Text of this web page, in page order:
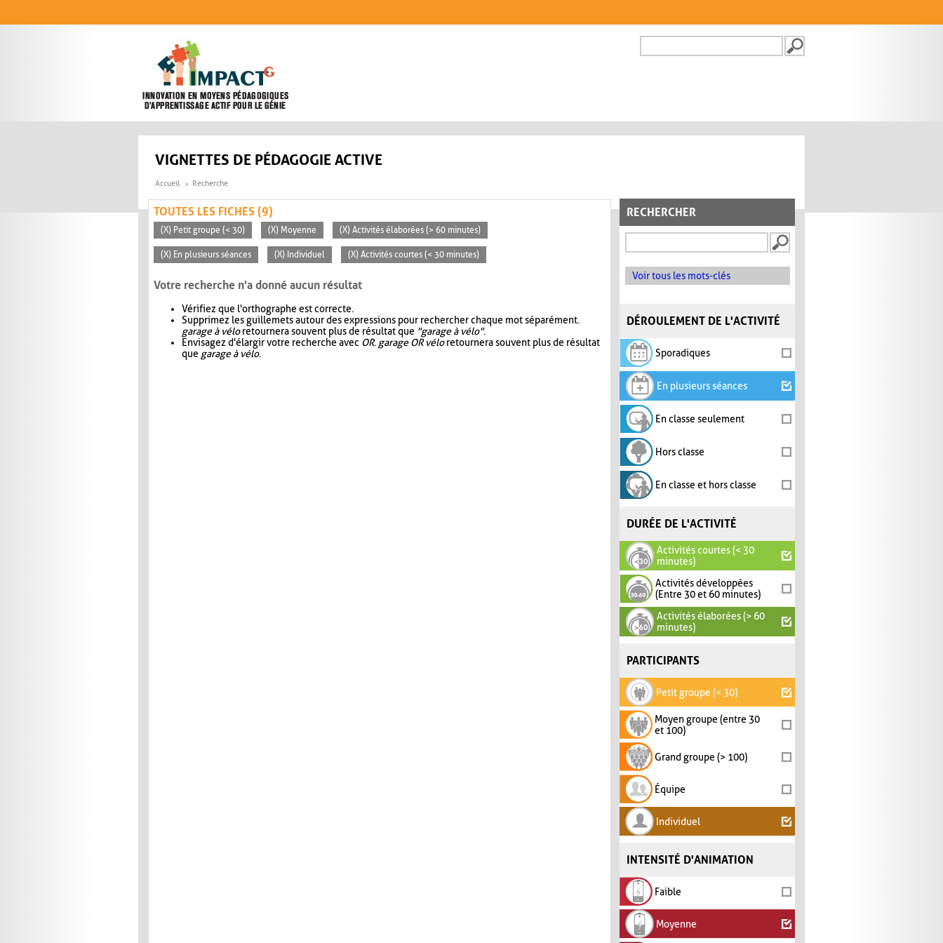
FORMULAIRE DE
VIGNETTES DE PÉDAGOGIE ACTIVE
Accueil Recherche
RECHERCHER
Voir tous les mots-clés
DÉROULEMENT DE L'ACTIVITÉ
Sporadiques
En plusieurs séances
En classe seulement
Hors classe
En classe et hors classe
DURÉE DE L'ACTIVITÉ
Activités courtes (< 30
minutes)
Activités développées
(Entre 30 et 60 minutes)
Activités élaborées (> 60
minutes)
PARTICIPANTS
Petit groupe (< 30)
Moyen groupe (entre 30
et 100)
Grand groupe (> 100)
Équipe
Individuel
INTENSITÉ D'ANIMATION
Faible
Moyenne
TOUTES LES FICHES (9)
(X) Petit groupe (< 30) (X) Moyenne (X) Activités élaborées (> 60 minutes)
(X) En plusieurs séances (X) Individuel (X) Activités courtes (< 30 minutes)
Votre recherche n'a donné aucun résultat
Vérifiez que l'orthographe est correcte.
Supprimez les guillemets autour des expressions pour rechercher chaque mot séparément.
garage à véloretournera souvent plus de résultat que "garage à vélo".
Envisagez d'élargir votre recherche avec OR. garage OR véloretournera souvent plus de résultat
que garage à vélo.